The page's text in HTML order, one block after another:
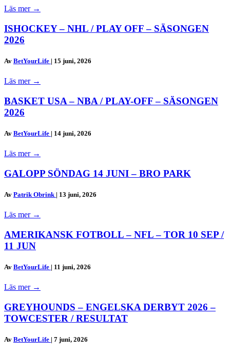
Läs mer →
ISHOCKEY – NHL / PLAY OFF – SÄSONGEN
2026
Av BetYourLife | 15 juni, 2026
Läs mer →
BASKET USA – NBA / PLAY-OFF – SÄSONGEN
2026
Av BetYourLife | 14 juni, 2026
Läs mer →
GALOPP SÖNDAG 14 JUNI – BRO PARK
Av Patrik Obrink | 13 juni, 2026
Läs mer →
AMERIKANSK FOTBOLL – NFL – TOR 10 SEP /
11 JUN
Av BetYourLife | 11 juni, 2026
Läs mer →
GREYHOUNDS – ENGELSKA DERBYT 2026 –
TOWCESTER / RESULTAT
Av BetYourLife | 7 juni, 2026